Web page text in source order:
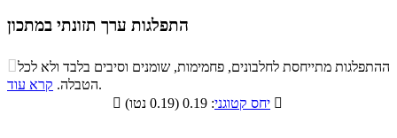
התפלגות ערך תזונתי במתכון
התפלגות ערך תזונתי במתכון
סיבים
תזונתיים
שומנים חלבונים
23.9% 59.8%
ההתפלגות מתייחסת לחלבונים, פחמימות, שומנים וסיבים בלבד ולא לכל
הטבלה. קרא עוד
.

יחס קטוגני 